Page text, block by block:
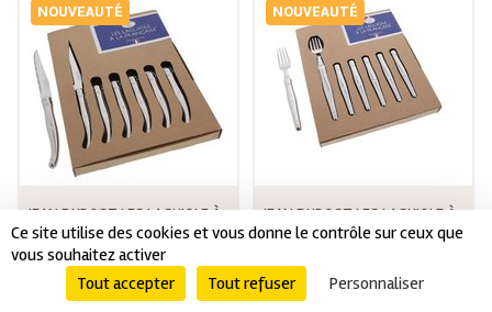
NOUVEAUTÉ
JEAN DUBOST LES LAGUIOLE À
LA FRANÇAISE® COFFRET 6
COUTEAUX TOUT INOX
NOUVEAUTÉ
JEAN DUBOST LES LAGUIOLE À
LA FRANÇAISE® COFFRET 6
Ce site utilise des cookies et vous donne le contrôle sur ceux que
vous souhaitez activer
Tout accepter
Tout refuser Personnaliser